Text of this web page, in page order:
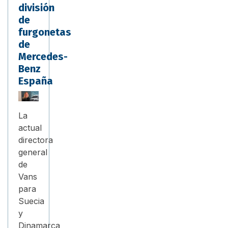
división
de
furgonetas
de
Mercedes-
Benz
España
La
actual
directora
general
de
Vans
para
Suecia
y
Dinamarca